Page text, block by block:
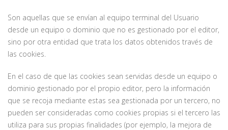
Son aquellas que se envían al equipo terminal del Usuario
desde un equipo o dominio que no es gestionado por el editor,
sino por otra entidad que trata los datos obtenidos través de
las cookies.
En el caso de que las cookies sean servidas desde un equipo o
dominio gestionado por el propio editor, pero la información
que se recoja mediante estas sea gestionada por un tercero, no
pueden ser consideradas como cookies propias si el tercero las
utiliza para sus propias finalidades (por ejemplo, la mejora de